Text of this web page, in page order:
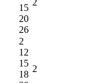
15
20
26
2
12
15
18
2